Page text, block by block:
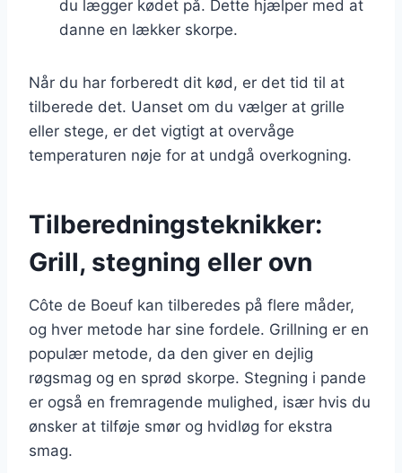
du lægger kødet på. Dette hjælper med at
danne en lækker skorpe.
Når du har forberedt dit kød, er det tid til at
tilberede det. Uanset om du vælger at grille
eller stege, er det vigtigt at overvåge
temperaturen nøje for at undgå overkogning.
Tilberedningsteknikker:
Grill, stegning eller ovn
Côte de Boeuf kan tilberedes på flere måder,
og hver metode har sine fordele. Grillning er en
populær metode, da den giver en dejlig
røgsmag og en sprød skorpe. Stegning i pande
er også en fremragende mulighed, især hvis du
ønsker at tilføje smør og hvidløg for ekstra
smag.